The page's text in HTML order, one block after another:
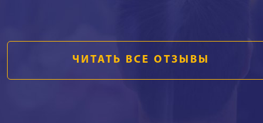
ЧИТАТЬ ВСЕ ОТЗЫВЫ